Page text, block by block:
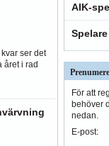
ser det
året i rad
AIK-
För att
behöver
nedan.
E-post: